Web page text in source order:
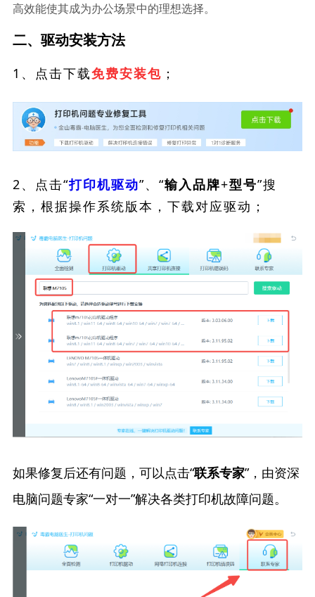
高效能使其成为办公场景中的理想选择。
二、驱动安装方法
1、点击下载免费安装包 ；
2、点击“打印机驱动”、“输入品牌+型号”搜
索，根据操作系统版本，下载对应驱动；
如果修复后还有问题，可以点击“联系专家”，由资深
电脑问题专家“一对一”解决各类打印机故障问题。